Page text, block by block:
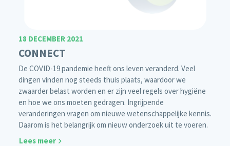
18 DECEMBER 2021
CONNECT
De COVID-19 pandemie heeft ons leven veranderd. Veel
dingen vinden nog steeds thuis plaats, waardoor we
zwaarder belast worden en er zijn veel regels over hygiëne
en hoe we ons moeten gedragen. Ingrijpende
veranderingen vragen om nieuwe wetenschappelijke kennis.
Daarom is het belangrijk om nieuw onderzoek uit te voeren.
Lees meer